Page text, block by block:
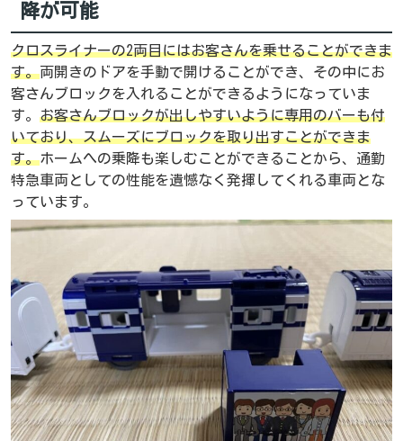
降が可能
クロスライナーの2両目にはお客さんを乗せることができま
す。両開きのドアを手動で開けることができ、その中にお
客さんブロックを入れることができるようになっていま
す。 お客さんブロックが出しやすいように専用のバーも付
いており、スムーズにブロックを取り出すことができま
す。ホームへの乗降も楽しむことができることから、通勤
特急車両としての性能を遺憾なく発揮してくれる車両とな
っています。